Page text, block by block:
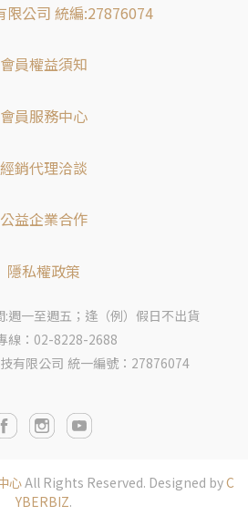
限公司 統編:27876074
會員權益須知
會員服務中心
經銷代理洽談
公益企業合作
隱私權政策
:週一至週五；逢（例）假日不出貨
線：02-8228-2688
有限公司 統一編號：27876074
心All Rights Reserved. Designed byC
YBERBIZ.